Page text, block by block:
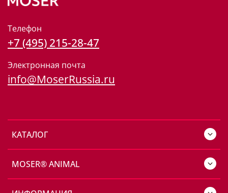
КАТАЛОГ
MOSER® ANIMAL
Телефон
+7 (495) 215-28-47
Электронная почта
info@MoserRussia.ru